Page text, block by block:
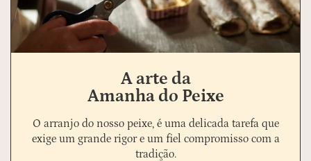
A arte da
Amanha do Peixe
O arranjo do nosso peixe, é uma delicada tarefa que
exige um grande rigor e um fiel compromisso com a
tradição.